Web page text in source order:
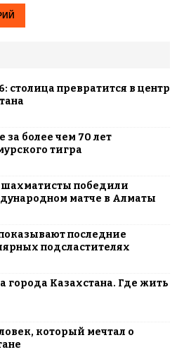
столица превратится в центр
за более чем 70 лет
тигра
победили
матче в Алматы
последние
подсластителях
города Казахстана. Где жить
который мечтал о